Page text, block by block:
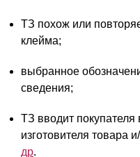
ТЗ похож или
клейма;
выбранное
сведения;
ТЗ вводит
изготовителя товара
др.